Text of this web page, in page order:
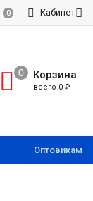
0 Кабинет
Корзина
всего 0 ₽
Оптовикам